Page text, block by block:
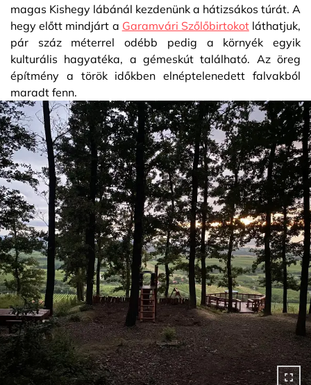
magas Kishegy lábánál kezdenünk a hátizsákos túrát. A
hegy előtt mindjárt a Garamvári Szőlőbirtokotláthatjuk,
pár száz méterrel odébb pedig a környék egyik
kulturális hagyatéka, a gémeskút található. Az öreg
építmény a török időkben elnéptelenedett falvakból
maradt fenn.